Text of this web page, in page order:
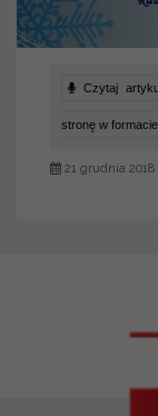
Czytaj
stronę w
21 grudnia 2018